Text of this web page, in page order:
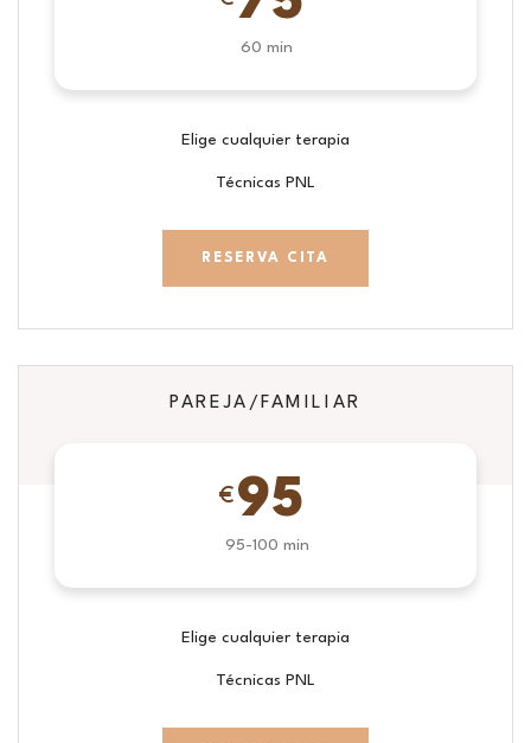
60 min
Elige cualquier terapia
Técnicas PNL
RESERVA CITA
PAREJA/FAMILIAR
€ 95
95-100 min
Elige cualquier terapia
Técnicas PNL